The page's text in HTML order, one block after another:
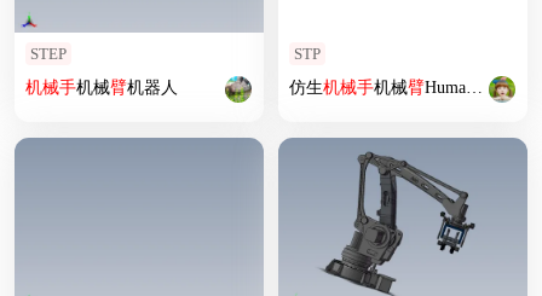
STEP
机械手机械臂机器人
STP
仿生机械手机械臂Humanoid